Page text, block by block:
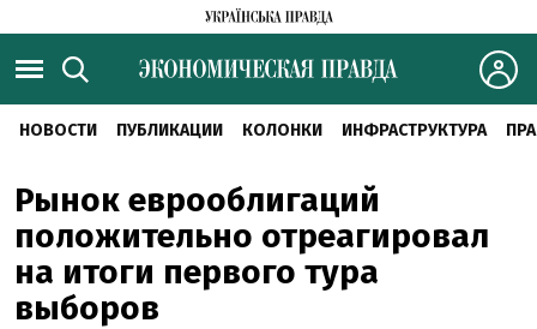
НОВОСТИ ПУБЛИКАЦИИ КОЛОНКИ ИНФРАСТРУКТУРА
Рынок еврооблигаций
положительно отреагировал
на итоги первого тура
выборов